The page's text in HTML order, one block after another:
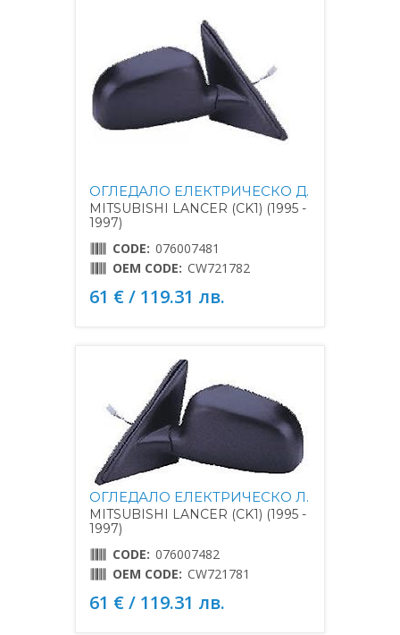
ОГЛЕДАЛО ЕЛЕКТРИЧЕСКО Д.
MITSUBISHI LANCER (CK1) (1995 -
1997)
CODE: 076007481
OEM CODE: CW721782
61 € / 119.31 лв.
ОГЛЕДАЛО ЕЛЕКТРИЧЕСКО Л.
MITSUBISHI LANCER (CK1) (1995 -
1997)
CODE: 076007482
OEM CODE: CW721781
61 € / 119.31 лв.